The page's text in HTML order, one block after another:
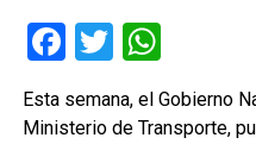
Facebook
Twitter
Esta semana, el Gobierno
Ministerio de Transporte,